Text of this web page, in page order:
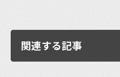
関連する記事